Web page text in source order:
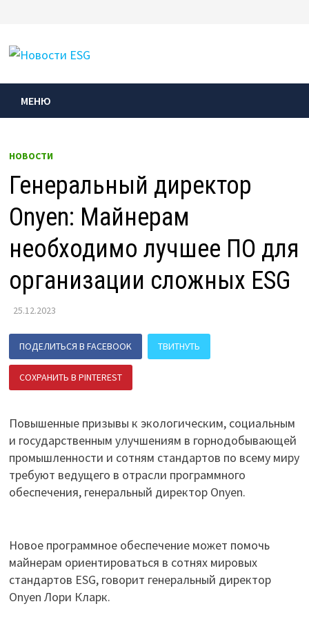
содержимому
МЕНЮ
НОВОСТИ
Генеральный директор
Onyen: Майнерам
необходимо лучшее ПО для
организации сложных ESG
25.12.2023
ПОДЕЛИТЬСЯ В FACEBOOK ТВИТНУТЬ
СОХРАНИТЬ В PINTEREST
Повышенные призывы к экологическим, социальным
и государственным улучшениям в горнодобывающей
промышленности и сотням стандартов по всему миру
требуют ведущего в отрасли программного
обеспечения, генеральный директор Onyen.
Новое программное обеспечение может помочь
майнерам ориентироваться в сотнях мировых
стандартов ESG, говорит генеральный директор
Onyen Лори Кларк.